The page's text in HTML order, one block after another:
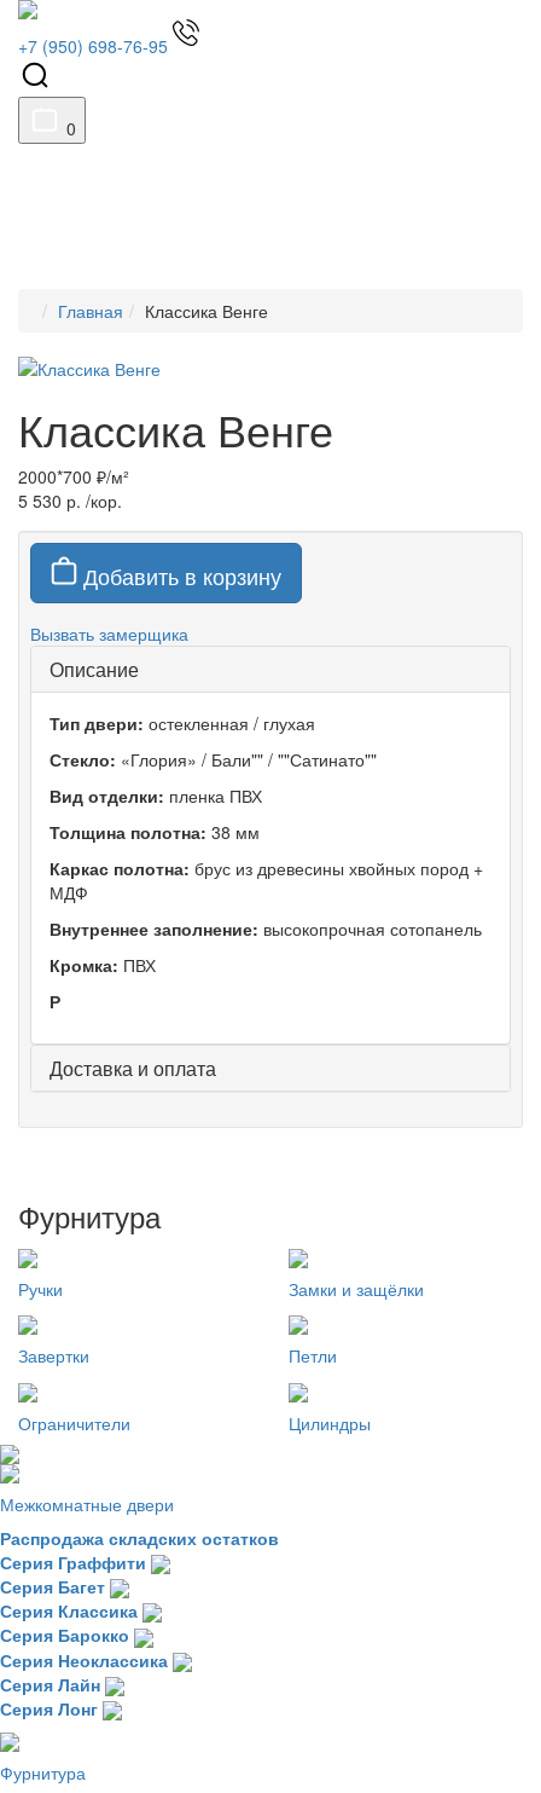
+7 (950) 698-76-95
0
Главная Классика Венге
Классика Венге
2000*700 ₽/м²
5 530 р. /кор.
Добавить в корзину
Вызвать замерщика
Описание
Тип двери: остекленная / глухая
Стекло: «Глория» / Бали"" / ""Сатинато""
Вид отделки: пленка ПВХ
Толщина полотна: 38 мм
Каркас полотна: брус из древесины хвойных пород +
МДФ
Внутреннее заполнение: высокопрочная сотопанель
Кромка: ПВХ
Р
Доставка и оплата
Фурнитура
Ручки Замки и защёлки
Завертки Петли
Ограничители Цилиндры
Межкомнатные двери
Распродажа складских остатков
Серия Граффити
Серия Багет
Серия Классика
Серия Барокко
Серия Неоклассика
Серия Лайн
Серия Лонг
Фурнитура